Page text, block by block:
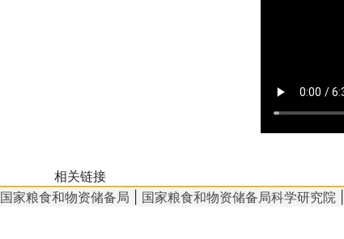
相关链接
国家粮食和物资储备局
国家粮食和物资储备局科学研究院